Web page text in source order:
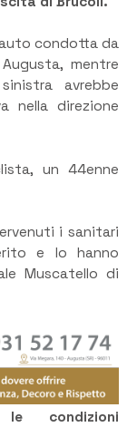
condotta da
mentre
avrebbe
nella direzione
un 44enne
i sanitari
e lo hanno
Muscatello di
le condizioni